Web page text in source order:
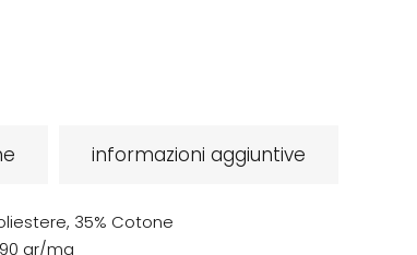
informazioni aggiuntive
35% Cotone
gr/mq